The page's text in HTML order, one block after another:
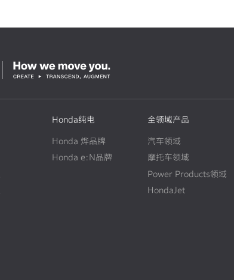
Honda纯电
Honda 烨品牌
Honda e:N品牌
全领域产品
汽车领域
摩托车领域
Power Products领域
HondaJet